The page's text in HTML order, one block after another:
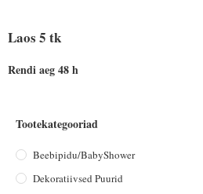
Laos 5 tk
Rendi aeg 48 h
Tootekategooriad
Beebipidu/BabyShower
Dekoratiivsed Puurid